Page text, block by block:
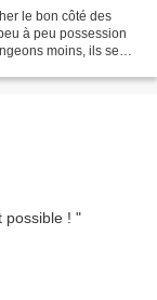
le bon côté des
à peu possession
moins, ils se